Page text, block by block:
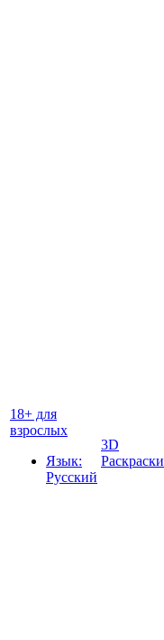
18+ для
взрослых
Язык:
Русский
3D
Раскраски